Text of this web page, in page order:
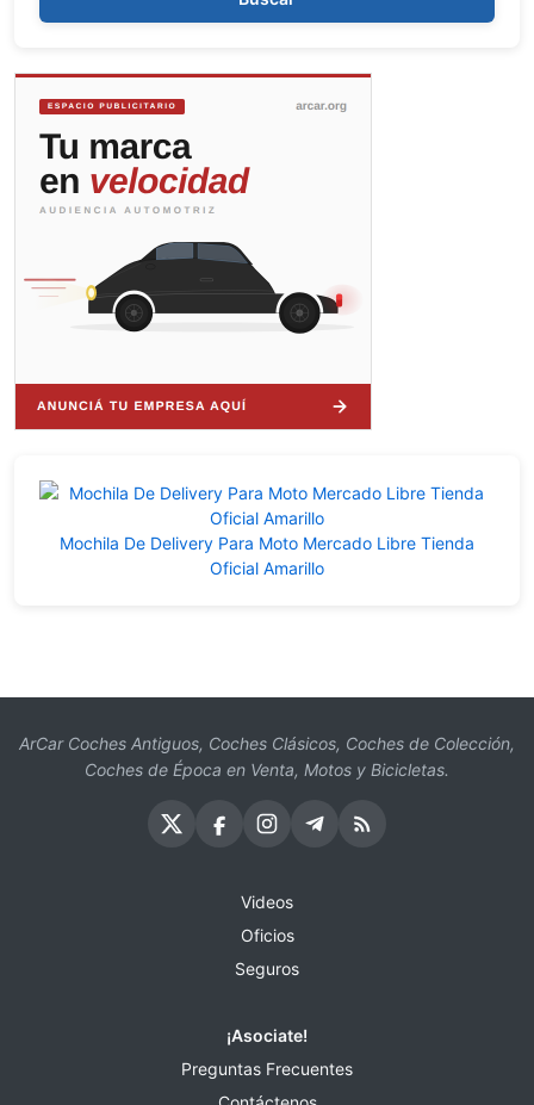
Mochila De Delivery Para Moto Mercado Libre Tienda
Oficial Amarillo
ArCar Coches Antiguos, Coches Clásicos, Coches de Colección,
Coches de Época en Venta, Motos y Bicicletas.
Videos
Oficios
Seguros
¡Asociate!
Preguntas Frecuentes